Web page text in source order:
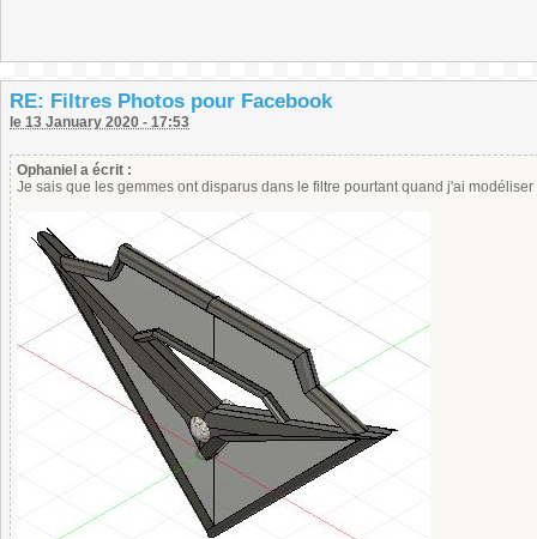
RE: Filtres Photos pour Facebook
le 13 January 2020 - 17:53
Ophaniel a écrit :
Je sais que les gemmes ont disparus dans le filtre pourtant quand j'ai